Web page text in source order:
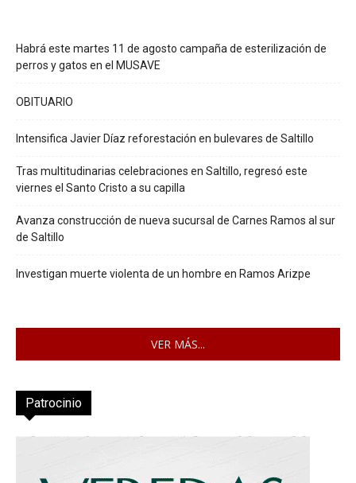
Habrá este martes 11 de agosto campaña de esterilización de
perros y gatos en el MUSAVE
OBITUARIO
Intensifica Javier Díaz reforestación en bulevares de Saltillo
Tras multitudinarias celebraciones en Saltillo, regresó este
viernes el Santo Cristo a su capilla
Avanza construcción de nueva sucursal de Carnes Ramos al sur
de Saltillo
Investigan muerte violenta de un hombre en Ramos Arizpe
VER MÁS...
Patrocinio